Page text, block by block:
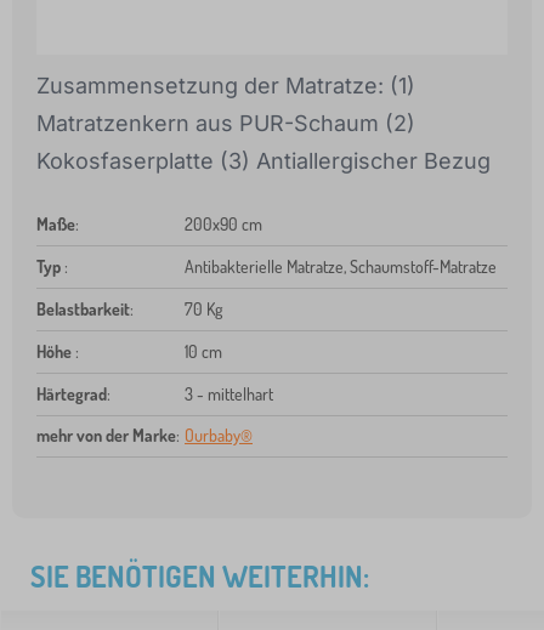
Zusammensetzung der Matratze: (1)
Matratzenkern aus PUR-Schaum (2)
Kokosfaserplatte (3) Antiallergischer Bezug
Maße: 200x90 cm
Typ : Antibakterielle Matratze, Schaumstoff-Matratze
Belastbarkeit: 70 Kg
Höhe : 10 cm
Härtegrad:
3 - mittelhart
mehr von der Marke: Ourbaby®
SIE BENÖTIGEN WEITERHIN: